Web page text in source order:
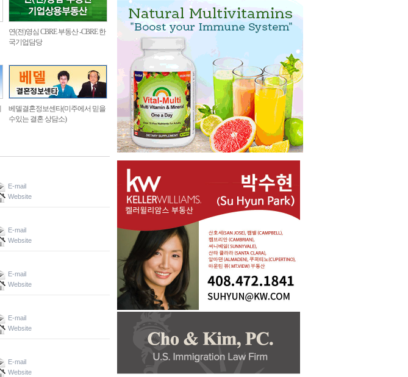
연(전)영심 CBRE 부동산 -CBRE 한
국기업담당
베델결혼정보센타(미주에서 믿을
수있는 결혼 상담소)
E-mail
Website
E-mail
Website
E-mail
Website
E-mail
Website
E-mail
Website